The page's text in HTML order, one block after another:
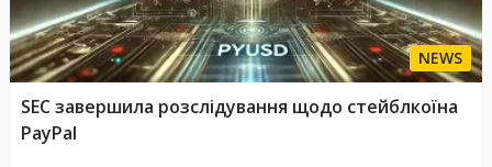
NEWS
SEC завершила розслідування щодо стейблкоїна
PayPal